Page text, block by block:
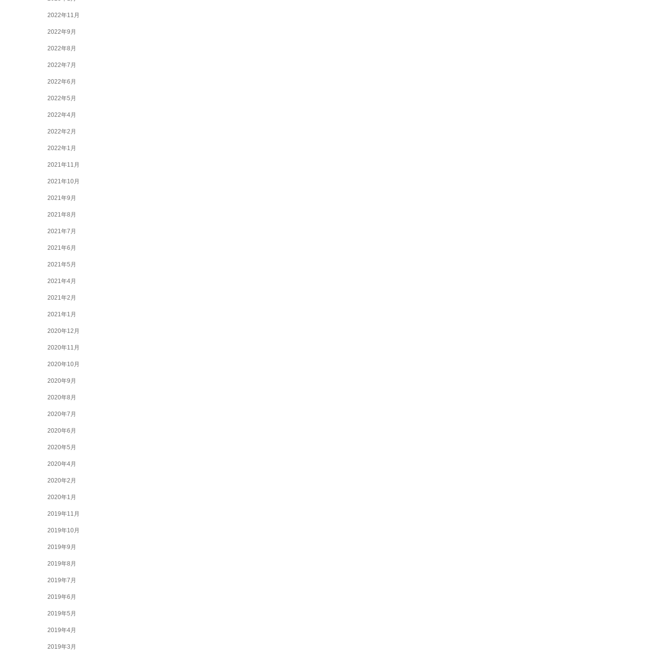
2022年11月
2022年9月
2022年8月
2022年7月
2022年6月
2022年5月
2022年4月
2022年2月
2022年1月
2021年11月
2021年10月
2021年9月
2021年8月
2021年7月
2021年6月
2021年5月
2021年4月
2021年2月
2021年1月
2020年12月
2020年11月
2020年10月
2020年9月
2020年8月
2020年7月
2020年6月
2020年5月
2020年4月
2020年2月
2020年1月
2019年11月
2019年10月
2019年9月
2019年8月
2019年7月
2019年6月
2019年5月
2019年4月
2019年3月